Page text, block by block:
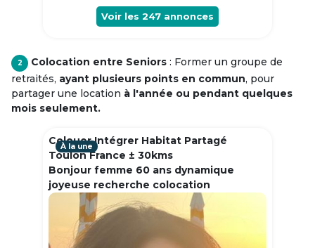
Voir les 247 annonces
2 Colocation entre Seniors : Former un groupe de
retraités, ayant plusieurs points en commun, pour
partager une location à l'année ou pendant quelques
mois seulement.
Colouer Intégrer Habitat Partagé
Toulon France ± 30kms
Bonjour femme 60 ans dynamique
joyeuse recherche colocation
À la une